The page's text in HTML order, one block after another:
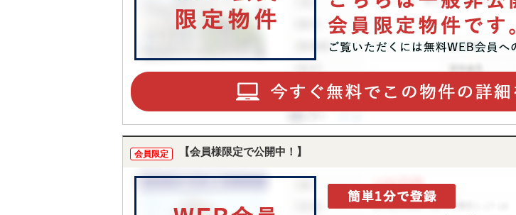
会員限定 【会員様限定で公開中！】